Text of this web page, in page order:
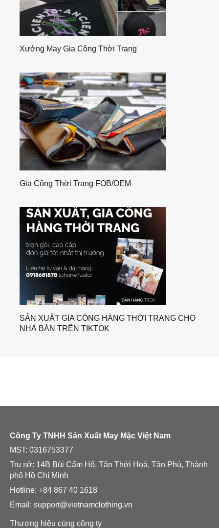
Xưởng May Gia Công Thời Trang
Gia Công Thời Trang FOB/OEM
SẢN XUẤT GIA CÔNG HÀNG THỜI TRANG CHO
NHÀ BÁN TRÊN TIKTOK
Công Ty TNHH Sản Xuất May Mặc Việt Nam
MST: 0316753377
Trụ sở: 14B Bùi Cẩm Hổ, Tân Thới Hoà, Tân Phú, Thành
phố Hồ Chí Minh
Hotline: +84 867 40 1618
Email: support@vietnamclothing.vn
Thương hiệu cùng công ty